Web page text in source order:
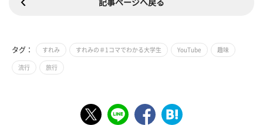
記事ページへ戻る
タグ： すれみ すれみの＃1コマでわかる大学生 YouTube 趣味
流行 旅行